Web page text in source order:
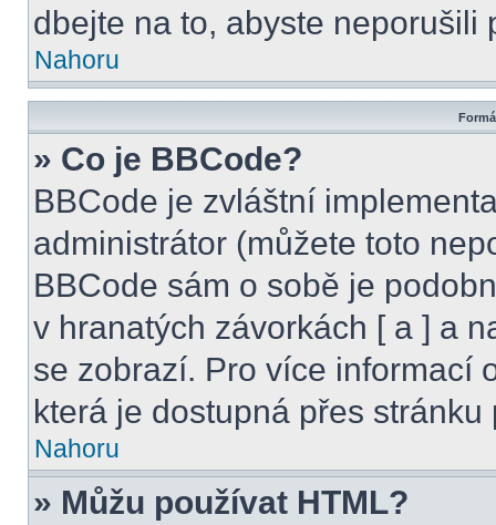
dbejte na to, abyste neporušili
Nahoru
» Co je BBCode?
BBCode je zvláštní
administrátor (můžete toto
BBCode sám o sobě je
v hranatých závorkách [ a ] a
se zobrazí. Pro více informací
která je dostupná přes stránku
Nahoru
» Můžu používat HTML?